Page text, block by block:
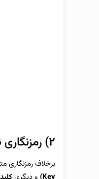
۲) رمزنگاری نامتقارن (Asymmetrical Encryption)
برخلاف رمزنگاری